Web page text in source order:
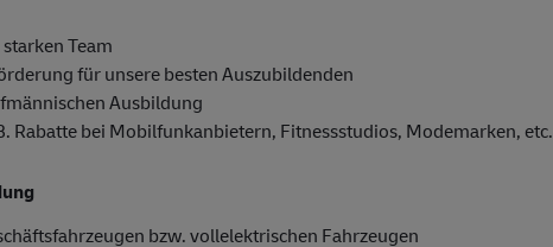
Team
für unsere besten Auszubildenden
Ausbildung
Rabatte bei Mobilfunkanbietern, Fitnessstudios, Modemarken, etc.
bzw. vollelektrischen Fahrzeugen